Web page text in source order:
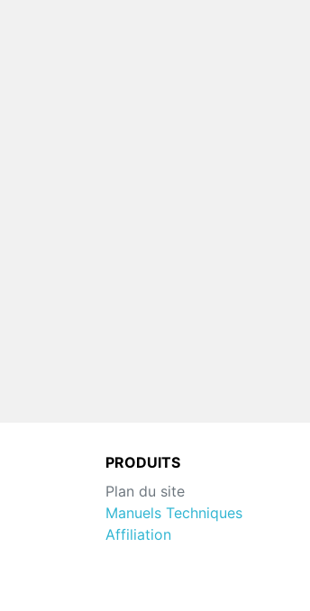
PRODUITS
Plan du site
Manuels Techniques
Affiliation